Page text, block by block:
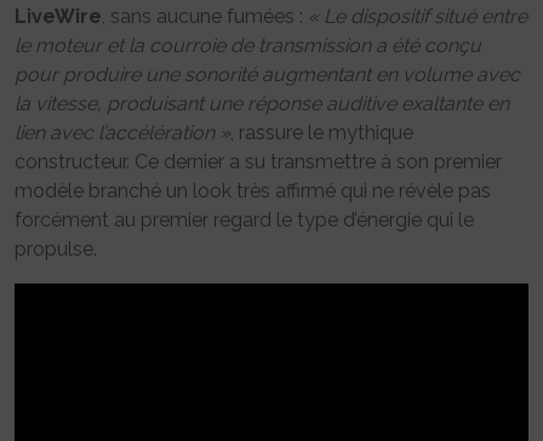
LiveWire, sans aucune fumées : « Le dispositif situé entre
le moteur et la courroie de transmission a été conçu
pour produire une sonorité augmentant en volume avec
la vitesse, produisant une réponse auditive exaltante en
lien avec l’accélération », rassure le mythique
constructeur. Ce dernier a su transmettre à son premier
modèle branché un look très affirmé qui ne révèle pas
forcément au premier regard le type d’énergie qui le
propulse.